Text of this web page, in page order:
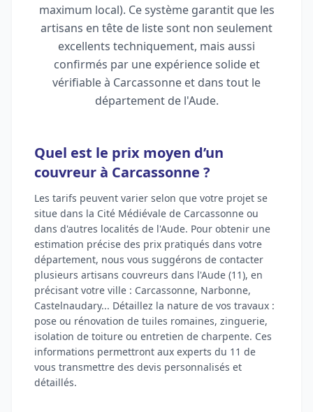
maximum local). Ce système garantit que les
artisans en tête de liste sont non seulement
excellents techniquement, mais aussi
confirmés par une expérience solide et
vérifiable à Carcassonne et dans tout le
département de l'Aude.
Quel est le prix moyen d’un
couvreur à Carcassonne ?
Les tarifs peuvent varier selon que votre projet se
situe dans la Cité Médiévale de Carcassonne ou
dans d'autres localités de l'Aude. Pour obtenir une
estimation précise des prix pratiqués dans votre
département, nous vous suggérons de contacter
plusieurs artisans couvreurs dans l'Aude (11), en
précisant votre ville : Carcassonne, Narbonne,
Castelnaudary... Détaillez la nature de vos travaux :
pose ou rénovation de tuiles romaines, zinguerie,
isolation de toiture ou entretien de charpente. Ces
informations permettront aux experts du 11 de
vous transmettre des devis personnalisés et
détaillés.